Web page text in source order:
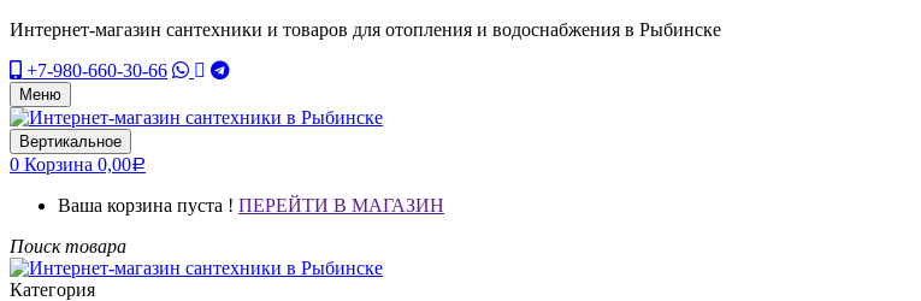
Интернет-магазин сантехники и товаров для отопления и водоснабжения в Рыбинске
+7-980-660-30-66
Меню
Вертикальное
0 Корзина 0,00Р
Ваша корзина пуста ! ПЕРЕЙТИ В МАГАЗИН
Поиск товара
Категория